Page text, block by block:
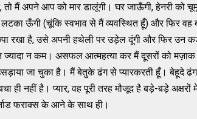
मैं अपने आप को मार डालूंगी। घर जाऊँगी, हेनरी को
ऊँगी (चूंकि स्वभाव से मैं व्यवस्थित हूँ) और फिर
रखा है, उसे अपनी हथेली पर उड़ेल दूंगी और फिर उन
न कम। असफल आत्महत्या कर मैं दूसरों को मज़ाक
जा चुका है। मैं बेतुके ढंग से प्यारकरती हूँ। बेहूदे
ही नहीं है। प्यार, वह पूरी तरह मौजूद है बड़े-बड़े अक्षरों
फराक्स के आने के साथ ही।